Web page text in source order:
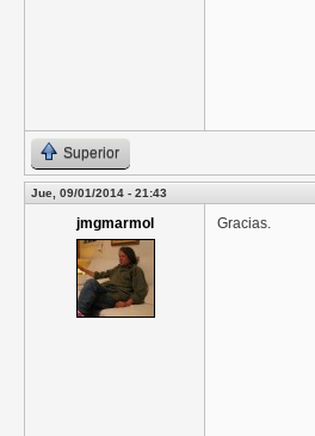
Superior
Jue, 09/01/2014 - 21:43
jmgmarmol Gracias.